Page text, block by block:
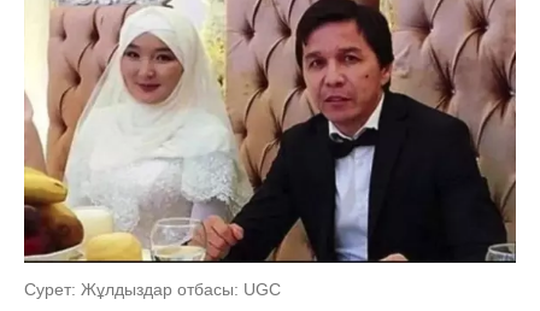
Сурет: Жұлдыздар отбасы: UGC